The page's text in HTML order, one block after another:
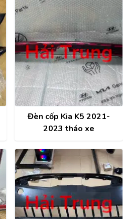
Đèn cốp Kia K5 2021-
2023 tháo xe